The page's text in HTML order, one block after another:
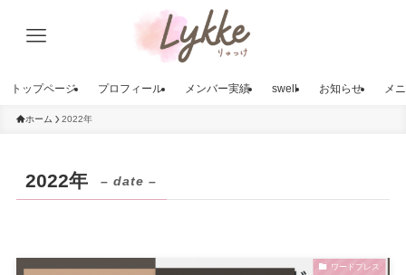
トップページ プロフィール メンバー実績 swell お知らせ メ
ホーム 2022年
2022年 – date –
ワードプレス